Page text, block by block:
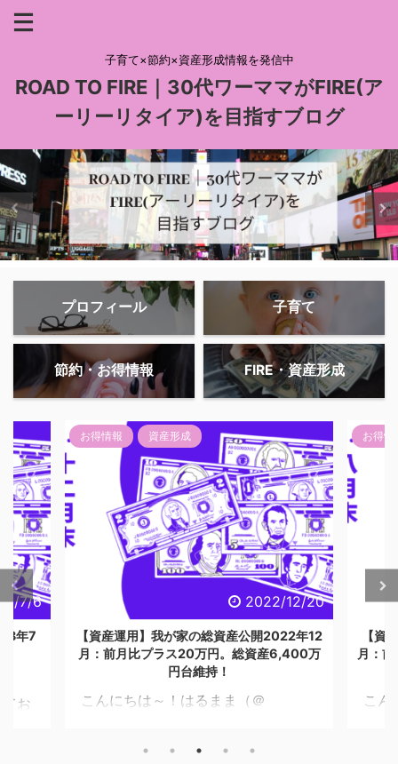
子育て×節約×資産形成情報を発信中
ROAD TO FIRE｜30代ワーママがFIRE(ア
ーリーリタイア)を目指すブログ
プロフィール 子育て
節約・お得情報 FIRE・資産形成
7/6
年7
お
お得情報 資産形成
2022/12/20
【資産運用】我が家の総資産公開2022年12
月：前月比プラス20万円。総資産6,400万
円台維持！
こんにちは～！はるまま（＠
お得情
【資
月：
こん